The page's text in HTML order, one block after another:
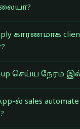
காரணமாக
up செய்ய நேரம்
ல் sales